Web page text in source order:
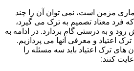
مزمن است، نمی توان آن را چند
فرد معتاد تصمیم به ترک می گیرد،
و به درستی گام بردارد. در ادامه به
اعتیاد و معرفی آنها می پردازیم.
های ترک اعتیاد باید سه مسئله را
کنند: